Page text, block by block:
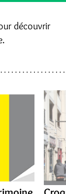
découvrir